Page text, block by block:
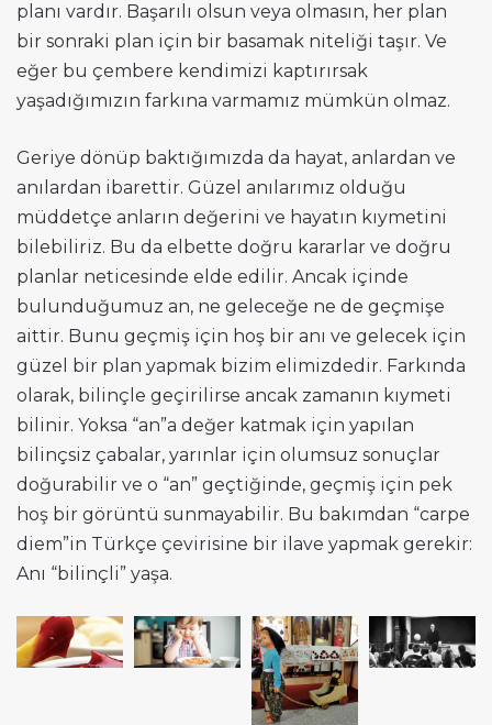
planı vardır. Başarılı olsun veya olmasın, her plan
bir sonraki plan için bir basamak niteliği taşır. Ve
eğer bu çembere kendimizi kaptırırsak
yaşadığımızın farkına varmamız mümkün olmaz.
Geriye dönüp baktığımızda da hayat, anlardan ve
anılardan ibarettir. Güzel anılarımız olduğu
müddetçe anların değerini ve hayatın kıymetini
bilebiliriz. Bu da elbette doğru kararlar ve doğru
planlar neticesinde elde edilir. Ancak içinde
bulunduğumuz an, ne geleceğe ne de geçmişe
aittir. Bunu geçmiş için hoş bir anı ve gelecek için
güzel bir plan yapmak bizim elimizdedir. Farkında
olarak, bilinçle geçirilirse ancak zamanın kıymeti
bilinir. Yoksa “an”a değer katmak için yapılan
bilinçsiz çabalar, yarınlar için olumsuz sonuçlar
doğurabilir ve o “an” geçtiğinde, geçmiş için pek
hoş bir görüntü sunmayabilir. Bu bakımdan “carpe
diem”in Türkçe çevirisine bir ilave yapmak gerekir:
Anı “bilinçli” yaşa.